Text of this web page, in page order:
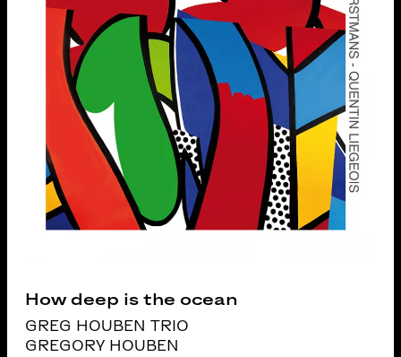
How deep is the ocean
GREG HOUBEN TRIO
GREGORY HOUBEN